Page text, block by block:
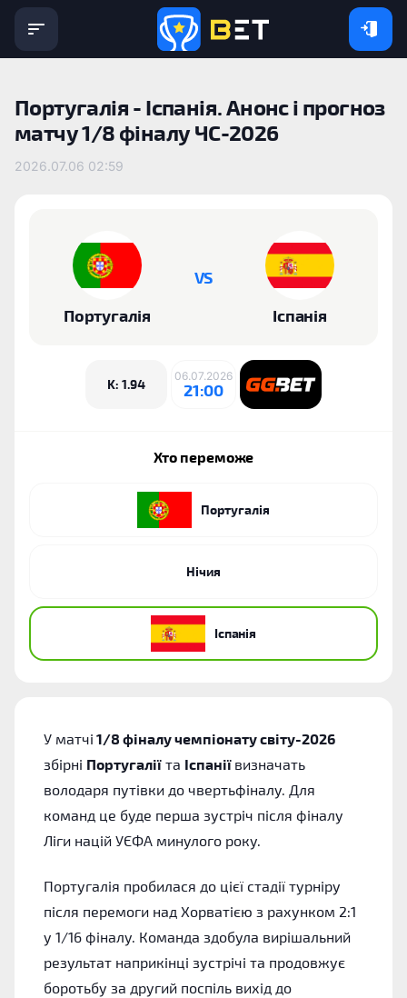
Португалія - Іспанія. Анонс і прогноз
матчу 1/8 фіналу ЧС-2026
2026.07.06 02:59
Португалія
VS
Іспанія
K: 1.94
06.07.2026
21:00
Хто переможе
Португалія
Нічия
Іспанія
У матчі 1/8 фіналу чемпіонату світу-2026
збірні Португалії та Іспанії визначать
володаря путівки до чвертьфіналу. Для
команд це буде перша зустріч після фіналу
Ліги націй УЄФА минулого року.
Португалія пробилася до цієї стадії турніру
після перемоги над Хорватією з рахунком 2:1
у 1/16 фіналу. Команда здобула вирішальний
результат наприкінці зустрічі та продовжує
боротьбу за другий поспіль вихід до